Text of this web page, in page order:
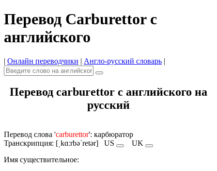
Перевод Carburettor с
английского
| Онлайн переводчики | Англо-русский словарь |
Перевод carburettor с английского на
русский
Перевод слова 'carburettor': карбюратор
Транскрипция: [ˌkɑːrbəˈretər] US
UK
Имя cуществительное: